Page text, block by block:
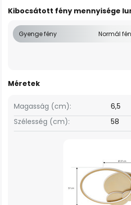
Kibocsátott fény mennyisége
Gyenge fény Normál
Méretek
Szélesség (cm): 58
Magasság (cm): 6,5